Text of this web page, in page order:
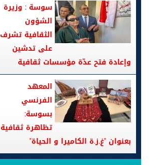
سوسة : وزيرة
الشؤون
الثقافية تشرف
على تدشين
وإعادة فتح عدّة مؤسسات ثقافية
المعهد
الفرنسي
بسوسة:
تظاهرة ثقافية
بعنوان "غ.ز.ة الكاميرا و الحياة"